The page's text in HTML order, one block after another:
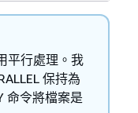
平行處理。我
保持為
命令將檔案是